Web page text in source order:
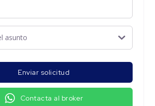
Enviar solicitud
Contacta al broker